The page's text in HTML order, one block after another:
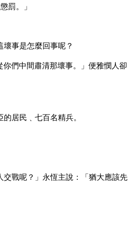
罰。」
事是怎麼回事呢？
們中間肅清那壞事。」便雅憫人卻
居民﹑七百名精兵。
戰呢？」永恆主說：「猶大應該先